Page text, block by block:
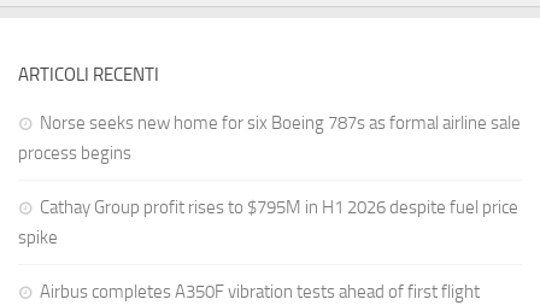
ARTICOLI RECENTI
Norse seeks new home for six Boeing 787s as formal airline sale
process begins
Cathay Group profit rises to $795M in H1 2026 despite fuel price
spike
Airbus completes A350F vibration tests ahead of first flight